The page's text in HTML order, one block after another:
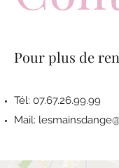
Pour plus de
Tél: 07.67.26.99.99
​​Mail: